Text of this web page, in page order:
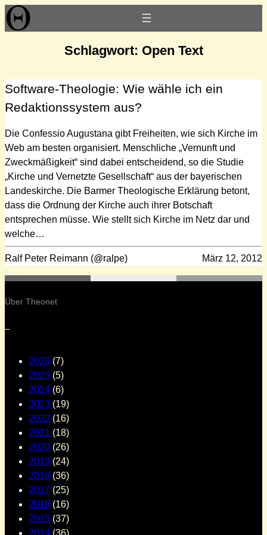
Zum
Inhalt
Schlagwort: Open Text
Software-Theologie: Wie wähle ich ein
Redaktionssystem aus?
Die Confessio Augustana gibt Freiheiten, wie sich Kirche im
Web am besten organisiert. Menschliche „Vernunft und
Zweckmäßigkeit“ sind dabei entscheidend, so die Studie
„Kirche und Vernetzte Gesellschaft“ aus der bayerischen
Landeskirche. Die Barmer Theologische Erklärung betont,
dass die Ordnung der Kirche auch ihrer Botschaft
entsprechen müsse. Wie stellt sich Kirche im Netz dar und
welche…
Ralf Peter Reimann (@ralpe) März 12, 2012
Über Theonet
–
2026 (7)
2025 (5)
2024 (6)
2023 (19)
2022 (16)
2021 (18)
2020 (26)
2019 (24)
2018 (36)
2017 (25)
2016 (16)
2015 (37)